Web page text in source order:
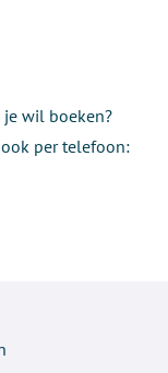
wil boeken?
per telefoon: